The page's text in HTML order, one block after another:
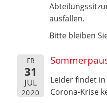
ausfallen.
Bitte bleiben
FR
31
JUL
2020
Leider findet
Corona-Krise